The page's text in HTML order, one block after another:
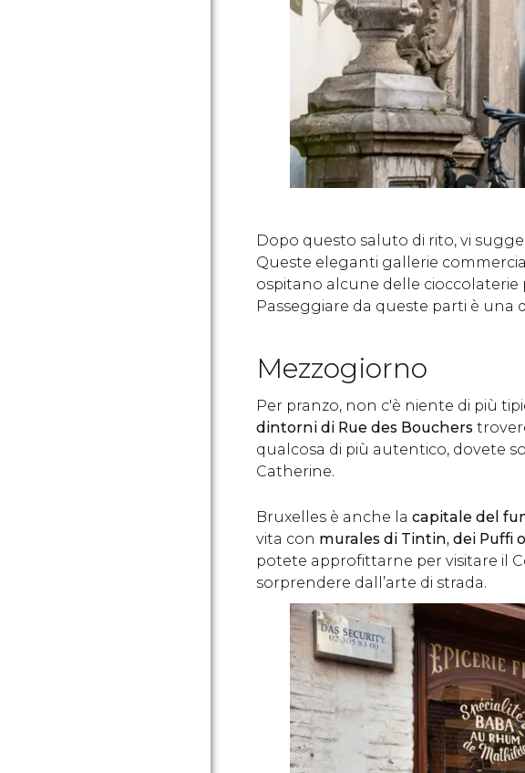
Dopo questo saluto di rito, vi
Queste eleganti gallerie
ospitano alcune delle cioccolaterie
Passeggiare da queste parti è una
Mezzogiorno
Per pranzo, non c'è niente di più
dintorni di Rue des Bouchers
qualcosa di più autentico, dovete
Catherine.
Bruxelles è anche la capitale del
vita con murales di Tintin, dei Puffi
potete approfittarne per visitare il
sorprendere dall’arte di strada.